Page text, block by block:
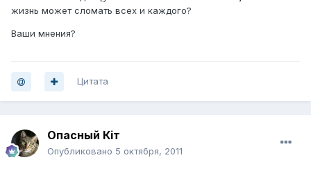
жизнь может сломать всех и каждого?
Ваши мнения?
Цитата
Опасный Кiт
Опубликовано 5 октября, 2011